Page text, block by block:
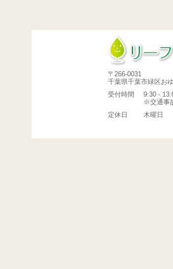
〒266-0031
千葉県千葉市緑区お
受付時間
9:30 -
※交通事
定休日
木曜日